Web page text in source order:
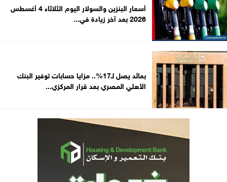
أسعار البنزين والسولار اليوم الثلاثاء 4 أغسطس
2026 بعد آخر زيادة في...
بعائد يصل لـ17%.. مزايا حسابات توفير البنك
الأهلي المصري بعد قرار المركزي...